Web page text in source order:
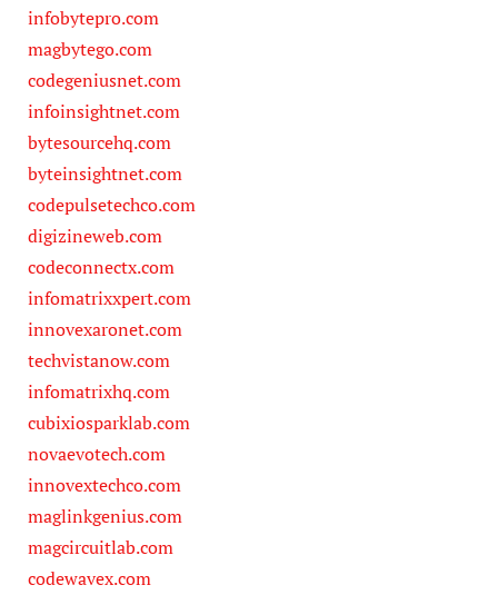
infobytepro.com
magbytego.com
codegeniusnet.com
infoinsightnet.com
bytesourcehq.com
byteinsightnet.com
codepulsetechco.com
digizineweb.com
codeconnectx.com
infomatrixxpert.com
innovexaronet.com
techvistanow.com
infomatrixhq.com
cubixiosparklab.com
novaevotech.com
innovextechco.com
maglinkgenius.com
magcircuitlab.com
codewavex.com